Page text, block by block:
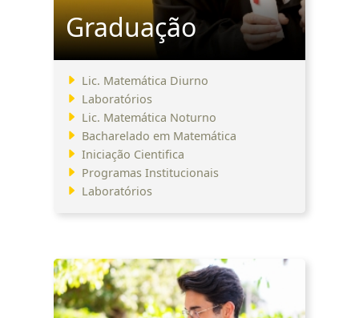
Graduação
Lic. Matemática Diurno
Laboratórios
Lic. Matemática Noturno
Bacharelado em Matemática
Iniciação Cientifica
Programas Institucionais
Laboratórios